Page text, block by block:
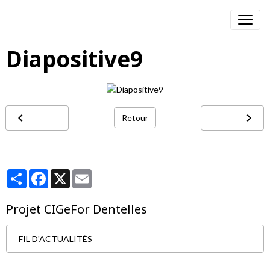
Diapositive9
Retour
PartagerFacebook
X
Projet CIGeFor Dentelles
FIL D'ACTUALITÉS